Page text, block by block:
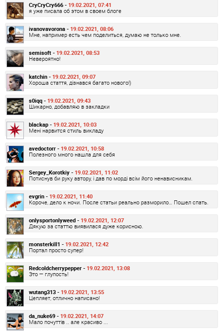
CryCryCry666 - 19.02.2021, 07:41
я уже писала об этом в своем блоге
ivanovavorona - 19.02.2021, 08:06
Мне, например есть чем поделиться, думаю не только мне.
semisoft - 19.02.2021, 08:53
Невероятно!
katchin - 19.02.2021, 09:07
Хороша стаття, дізнався багато нового!)
s0iqq - 19.02.2021, 09:43
Шикарно, добавляю в закладки
blackap - 19.02.2021, 10:03
Мені нарвится стиль викладу
avedoctorr - 19.02.2021, 10:58
Полезного много нашла для себя
Sergey_Korotkiy - 19.02.2021, 11:02
Потиснув би руку автору, і дав по морді всім його ненависникам.
evgrin - 19.02.2021, 11:40
Короче, дело к ночи. После статьи реально разморило… Пошел спать.
onlysportonlyweed - 19.02.2021, 12:07
Дякую за статтю виявилася дуже корисною.
monsterkill1 - 19.02.2021, 12:42
Портал просто супер!
Redcoldcherrypepper - 19.02.2021, 13:08
Это — глупость!
wutang313 - 19.02.2021, 13:55
Цепляет, отлично написано!
da_nuke69 - 19.02.2021, 14:07
Мало почуттів .. але красиво ...